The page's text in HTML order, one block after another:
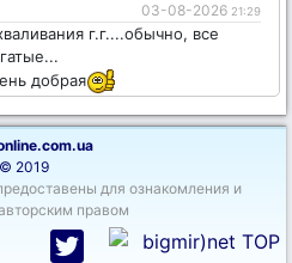
03-08-2026 21:29
г.г....обычно, все
добрая
© 2019
для ознакомления и
правом